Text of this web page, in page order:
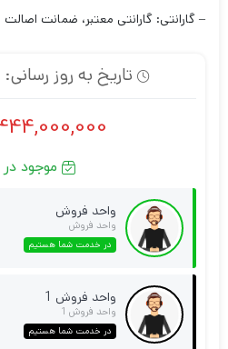
– گارانتی: گارانتی معتبر، ضمانت
تاریخ به روز رسانی:
موجود در
واحد فروش
واحد فروش
در خدمت شما هستیم
واحد فروش 1
واحد فروش 1
در خدمت شما هستیم